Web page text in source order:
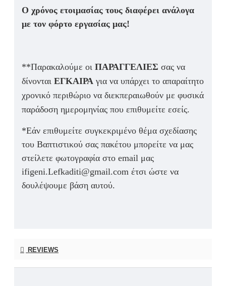
Ο χρόνος ετοιμασίας τους διαφέρει ανάλογα
με τον φόρτο εργασίας μας!
**Παρακαλούμε οι ΠΑΡΑΓΓΕΛΙΕΣ σας να
δίνονται ΕΓΚΑΙΡΑ για να υπάρχει το απαραίτητο
χρονικό περιθώριο να διεκπεραιωθούν με φυσικά
παράδοση ημερομηνίας που επιθυμείτε εσείς.
*Εάν επιθυμείτε συγκεκριμένο θέμα σχεδίασης
του Βαπτιστικού σας πακέτου μπορείτε να μας
στείλετε φωτογραφία στο email μας
ifigeni.Lefkaditi@gmail.com έτσι ώστε να
δουλέψουμε βάση αυτού.
REVIEWS